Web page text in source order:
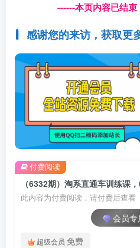
------本页内容已结
感谢您的来访，获取更
此内容为付费阅读，请付费后查看
会员专
超级会员 免费
付费阅读